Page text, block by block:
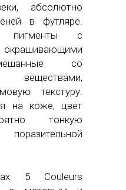
абсолютно
в футляре.
пигменты с
со
текстуру.
на коже, цвет
тонкую
5 Couleurs